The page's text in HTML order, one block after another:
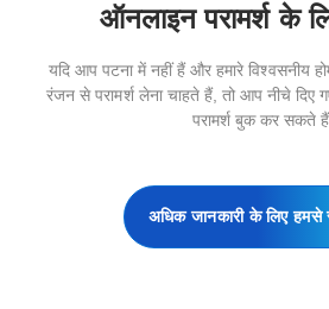
ऑनलाइन परामर्श के
यदि आप पटना में नहीं हैं और हमारे विश्वसनीय
रंजन से परामर्श लेना चाहते हैं, तो आप नीचे दिए
परामर्श बुक कर सकते
अधिक जानकारी के लिए हमसे